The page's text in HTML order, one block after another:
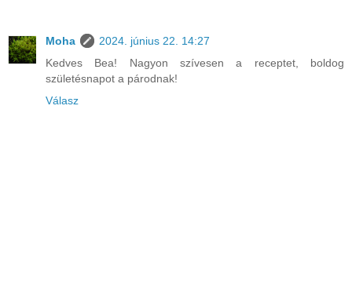
Moha
2024. június 22. 14:27
Kedves Bea! Nagyon szívesen a receptet, boldog
születésnapot a párodnak!
Válasz